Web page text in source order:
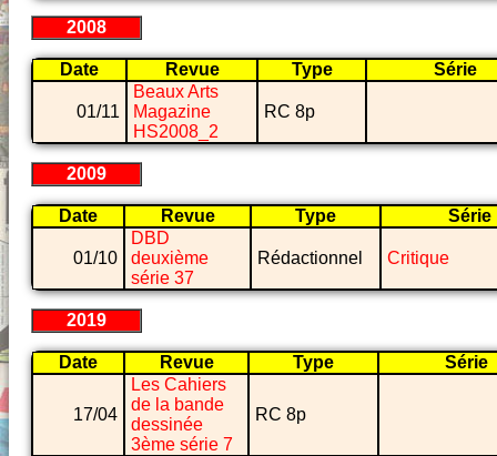
2008
Date Revue Type Série
01/11
Beaux Arts
Magazine
HS2008_2
RC 8p
2009
Date Revue Type Série
01/10
DBD
deuxième
série 37
Rédactionnel Critique
2019
Date Revue Type Série
17/04
Les Cahiers
de la bande
dessinée
3ème série 7
RC 8p